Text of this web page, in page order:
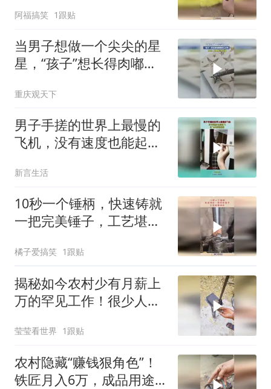
阿福搞笑 1跟贴
当男子想做一个尖尖的星
星，“孩子”想长得肉嘟嘟
重庆观天下
男子手搓的世界上最慢的
飞机，没有速度也能起
新言生活
10秒一个锤柄，快速铸就
一把完美锤子，工艺堪称
橘子爱搞笑 1跟贴
揭秘如今农村少有月薪上
万的罕见工作！很少人知
莹莹看世界 1跟贴
农村隐藏“赚钱狠角色”！
铁匠月入6万，成品用途